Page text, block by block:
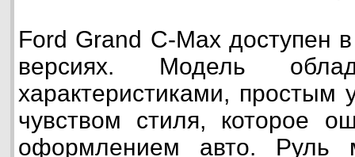
Ford Grand C-Max доступен
версиях. Модель
характеристиками, простым
чувством стиля, которое
оформлением авто. Руль